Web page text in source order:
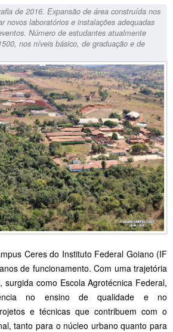
de 2016. Expansão de área construída nos
novos laboratórios e instalações adequadas
Número de estudantes atualmente
nos níveis básico, de graduação e de
Ceres do Instituto Federal Goiano (IF
de funcionamento. Com uma trajetória
surgida como Escola Agrotécnica Federal,
no ensino de qualidade e no
e técnicas que contribuem com o
tanto para o núcleo urbano quanto para